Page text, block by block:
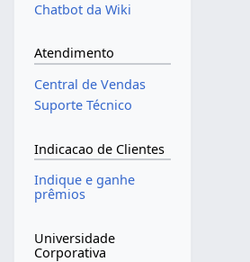
Chatbot da Wiki
Atendimento
Central de Vendas
Suporte Técnico
Indicacao de Clientes
Indique e ganhe
prêmios
Universidade
Corporativa